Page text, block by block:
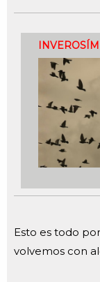
Esto es todo
volvemos con